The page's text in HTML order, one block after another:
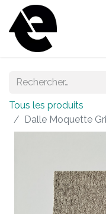
Tous les produits
Dalle Moquette